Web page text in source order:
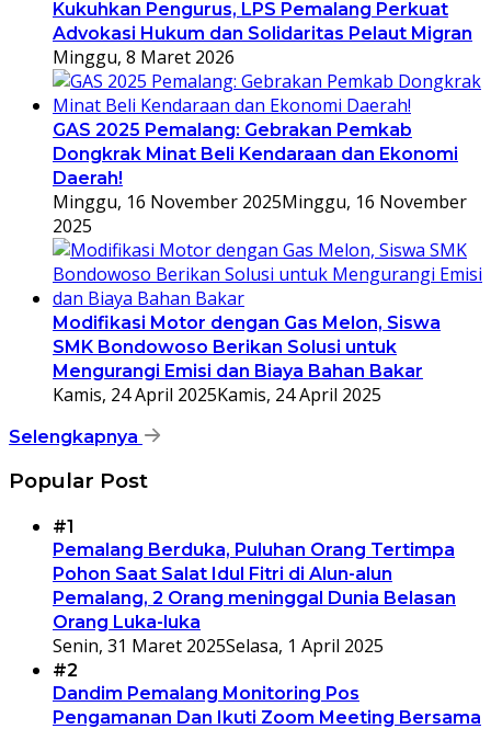
Kukuhkan Pengurus, LPS Pemalang Perkuat
Advokasi Hukum dan Solidaritas Pelaut Migran
Minggu, 8 Maret 2026
GAS 2025 Pemalang: Gebrakan Pemkab
Dongkrak Minat Beli Kendaraan dan Ekonomi
Daerah!
Minggu, 16 November 2025Minggu, 16 November
2025
Modifikasi Motor dengan Gas Melon, Siswa
SMK Bondowoso Berikan Solusi untuk
Mengurangi Emisi dan Biaya Bahan Bakar
Kamis, 24 April 2025Kamis, 24 April 2025
Selengkapnya
Popular Post
#1
Pemalang Berduka, Puluhan Orang Tertimpa
Pohon Saat Salat Idul Fitri di Alun-alun
Pemalang, 2 Orang meninggal Dunia Belasan
Orang Luka-luka
Senin, 31 Maret 2025Selasa, 1 April 2025
#2
Dandim Pemalang Monitoring Pos
Pengamanan Dan Ikuti Zoom Meeting Bersama